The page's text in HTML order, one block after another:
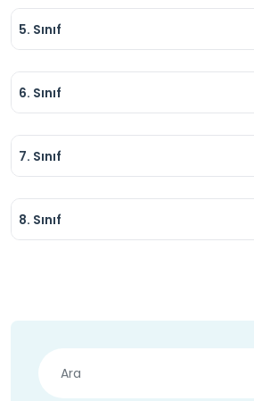
5. Sınıf
6. Sınıf
7. Sınıf
8. Sınıf